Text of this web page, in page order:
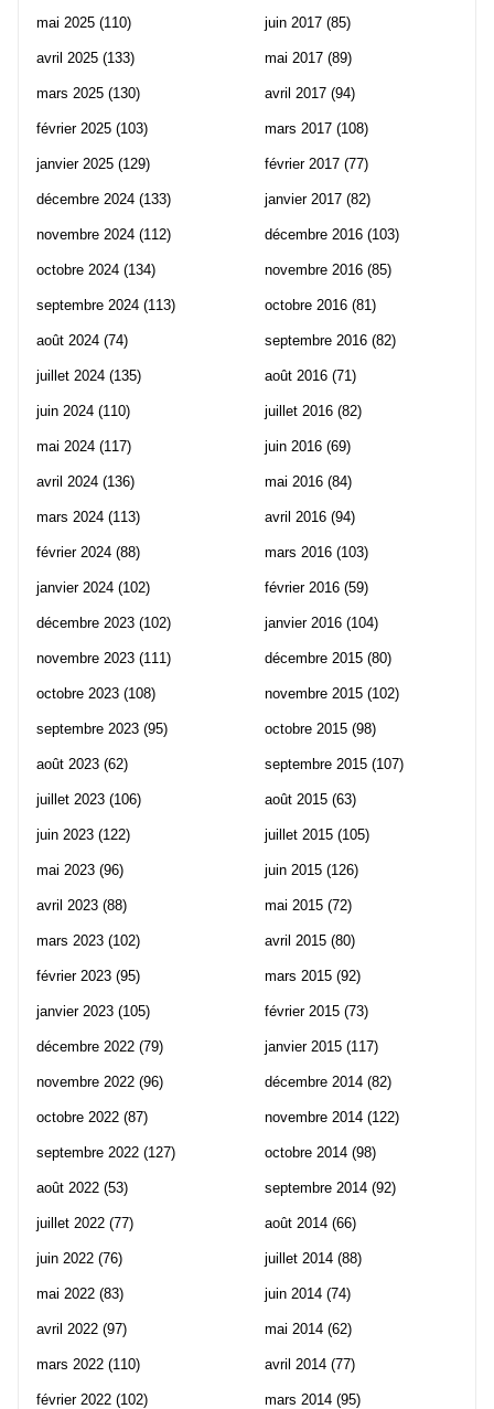
mai 2025 (110)
avril 2025 (133)
mars 2025 (130)
février 2025 (103)
janvier 2025 (129)
décembre 2024 (133)
novembre 2024 (112)
octobre 2024 (134)
septembre 2024 (113)
août 2024 (74)
juillet 2024 (135)
juin 2024 (110)
mai 2024 (117)
avril 2024 (136)
mars 2024 (113)
février 2024 (88)
janvier 2024 (102)
décembre 2023 (102)
novembre 2023 (111)
octobre 2023 (108)
septembre 2023 (95)
août 2023 (62)
juillet 2023 (106)
juin 2023 (122)
mai 2023 (96)
avril 2023 (88)
mars 2023 (102)
février 2023 (95)
janvier 2023 (105)
décembre 2022 (79)
novembre 2022 (96)
octobre 2022 (87)
septembre 2022 (127)
août 2022 (53)
juillet 2022 (77)
juin 2022 (76)
mai 2022 (83)
avril 2022 (97)
mars 2022 (110)
février 2022 (102)
juin 2017 (85)
mai 2017 (89)
avril 2017 (94)
mars 2017 (108)
février 2017 (77)
janvier 2017 (82)
décembre 2016 (103)
novembre 2016 (85)
octobre 2016 (81)
septembre 2016 (82)
août 2016 (71)
juillet 2016 (82)
juin 2016 (69)
mai 2016 (84)
avril 2016 (94)
mars 2016 (103)
février 2016 (59)
janvier 2016 (104)
décembre 2015 (80)
novembre 2015 (102)
octobre 2015 (98)
septembre 2015 (107)
août 2015 (63)
juillet 2015 (105)
juin 2015 (126)
mai 2015 (72)
avril 2015 (80)
mars 2015 (92)
février 2015 (73)
janvier 2015 (117)
décembre 2014 (82)
novembre 2014 (122)
octobre 2014 (98)
septembre 2014 (92)
août 2014 (66)
juillet 2014 (88)
juin 2014 (74)
mai 2014 (62)
avril 2014 (77)
mars 2014 (95)